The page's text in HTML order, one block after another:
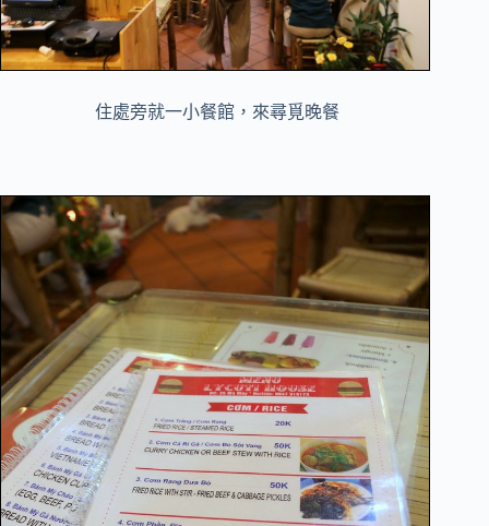
住處旁就一小餐館，來尋覓晚餐